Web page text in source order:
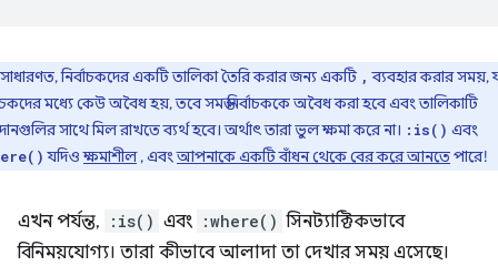
সাধারণত, নির্বাচকদের একটি তালিকা তৈরি করার জন্য একটি , ব্যবহার করার সময়,
মধ্যে কেউ অবৈধ হয়, তবে সমস্ত নির্বাচককে অবৈধ করা হবে এবং তালিকাটি
সাথে মিল রাখতে ব্যর্থ হবে। অর্থাৎ তারা ভুল ক্ষমা করে না। :is() এবং
যদিওক্ষমাশীল, এবংআপনাকে একটি বাঁধন থেকে বের করে আনতেপারে!
এখন পর্যন্ত, :is() এবং :where() সিনট্যাক্টিকভাবে
বিনিময়যোগ্য। তারা কীভাবে আলাদা তা দেখার সময় এসেছে।